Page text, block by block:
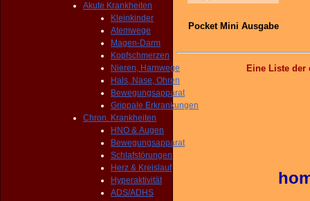
Akute Krankheiten
Kleinkinder
Atemwege
Magen-Darm
Kopfschmerzen
Nieren, Harnwege
Hals, Nase, Ohren
Bewegungsapparat
Grippale Erkrankungen
Chron. Krankheiten
HNO & Augen
Bewegungsapparat
Schlafstörungen
Herz & Kreislauf
Hyperaktivität
ADS/ADHS
Pocket Mini Ausgabe
Eine Liste der